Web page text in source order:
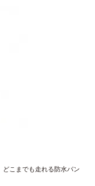
こまでも走れる防水パン